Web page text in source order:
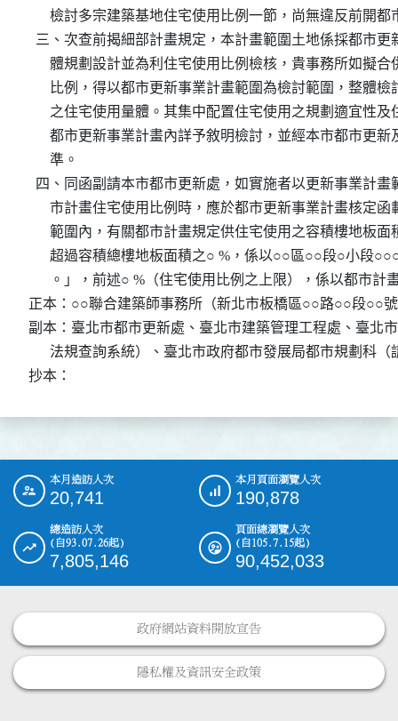
檢討多宗建築基地住宅使用比例一節，尚無違反前開
三、次查前揭細部計畫規定，本計畫範圍土地係採都市
體規劃設計並為利住宅使用比例檢核，貴事務所如擬
比例，得以都市更新事業計畫範圍為檢討範圍，整體
之住宅使用量體。其集中配置住宅使用之規劃適宜性
都市更新事業計畫內詳予敘明檢討，並經本市都市更
      準。
四、同函副請本市都市更新處，如實施者以更新事業計
市計畫住宅使用比例時，應於都市更新事業計畫核定
範圍內，有關都市計畫規定供住宅使用之容積樓地板
超過容積總樓地板面積之○ %，係以○○區○○段○小段
。」，前述○ %（住宅使用比例之上限），係以都市計
正本：○○聯合建築師事務所（新北市板橋區○○路○○段○○
副本：臺北市都市更新處、臺北市建築管理工程處、臺北
法規查詢系統）、臺北市政府都市發展局都市規劃科
抄本：
::: 本月造訪人次
20,741
本月頁面瀏覽人次
190,878
總造訪人次
(自93.07.26起)
7,805,146
頁面總瀏覽人次
(自105.7.15起)
90,452,033
政府網站資料開放宣告
隱私權及資訊安全政策